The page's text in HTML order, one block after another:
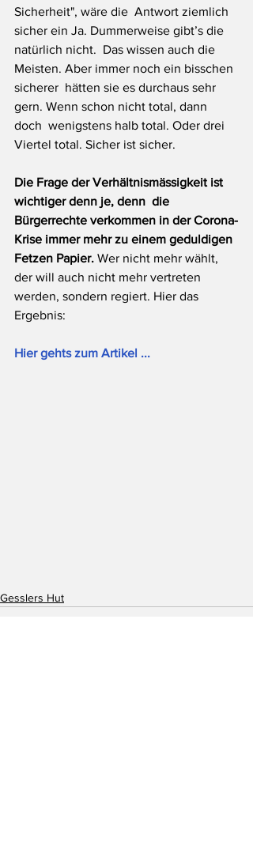
Sicherheit", wäre die  Antwort ziemlich
sicher ein Ja. Dummerweise gibt’s die
natürlich nicht.  Das wissen auch die
Meisten. Aber immer noch ein bisschen
sicherer  hätten sie es durchaus sehr
gern. Wenn schon nicht total, dann
doch  wenigstens halb total. Oder drei
Viertel total. Sicher ist sicher.
Die Frage der Verhältnismässigkeit ist
wichtiger denn je, denn  die
Bürgerrechte verkommen in der Corona-
Krise immer mehr zu einem geduldigen
Fetzen Papier. Wer nicht mehr wählt,
der will auch nicht mehr vertreten
werden, sondern regiert. Hier das
Ergebnis:
Hier gehts zum Artikel ...
Gesslers Hut